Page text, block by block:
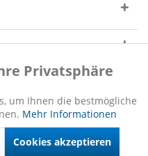
anders beschrieben
Aktiv
Inaktiv
Privatsphäre
um Ihnen die bestmögliche
Mehr Informationen
Cookies akzeptieren